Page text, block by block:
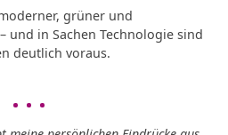
grüner und
und in Sachen Technologie sind
deutlich voraus.